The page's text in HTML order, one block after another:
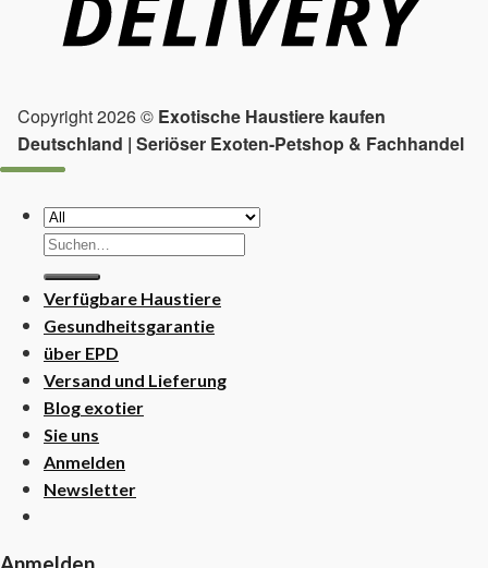
Copyright 2026 © Exotische Haustiere kaufen
Deutschland | Seriöser Exoten-Petshop & Fachhandel
Suchen
nach:
Verfügbare Haustiere
Gesundheitsgarantie
über EPD
Versand und Lieferung
Blog exotier
Sie uns
Anmelden
Newsletter